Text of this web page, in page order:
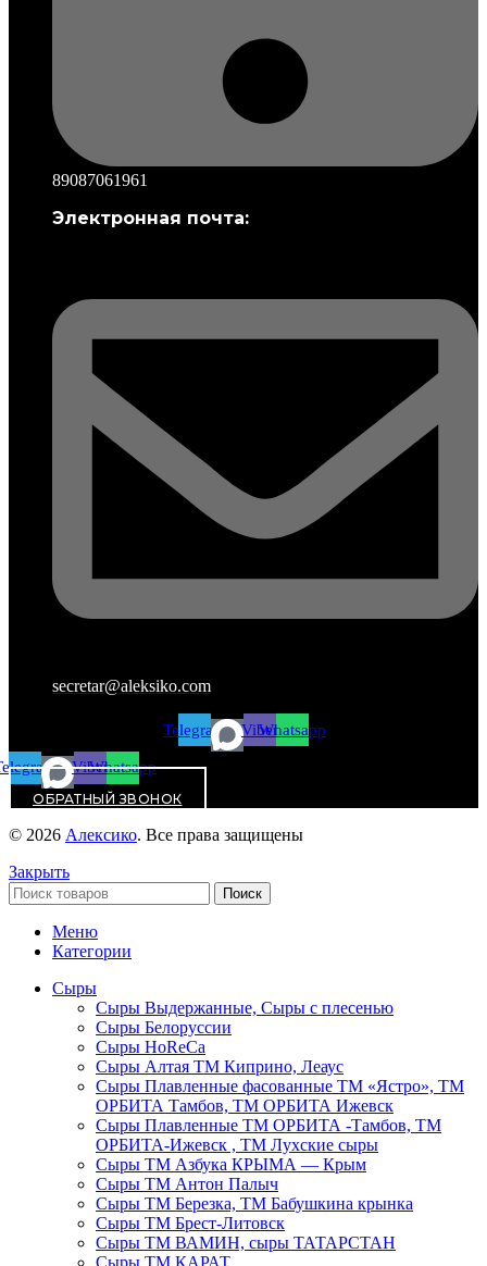
89087061961
Электронная почта:
secretar@aleksiko.com
Telegram ViberWhatsapp
ViberWhatsapp
ОБРАТНЫЙ ЗВОНОК
© 2026 Алексико. Все права защищены
Закрыть
Поиск
Меню
Категории
Сыры
Сыры Выдержанные, Сыры с плесенью
Сыры Белоруссии
Сыры HoReСa
Сыры Алтая ТМ Киприно, Леаус
Сыры Плавленные фасованные ТМ «Ястро», ТМ
ОРБИТА Тамбов, ТМ ОРБИТА Ижевск
Сыры Плавленные ТМ ОРБИТА -Тамбов, ТМ
ОРБИТА-Ижевск , ТМ Лухские сыры
Сыры ТМ Азбука КРЫМА — Крым
Сыры ТМ Антон Палыч
Сыры ТМ Березка, ТМ Бабушкина крынка
Сыры ТМ Брест-Литовск
Сыры ТМ ВАМИН, сыры ТАТАРСТАН
Сыры ТМ КАРАТ